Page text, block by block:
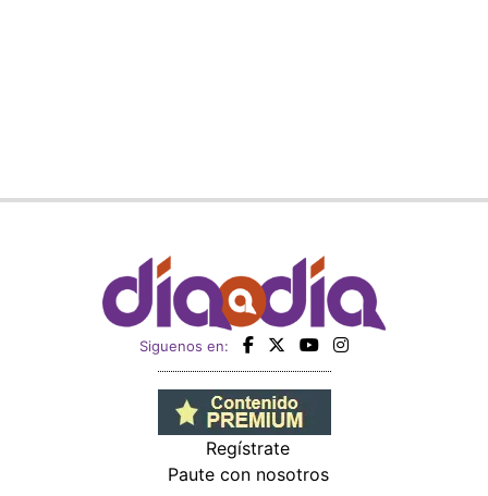
Siguenos en:
Regístrate
Paute con nosotros